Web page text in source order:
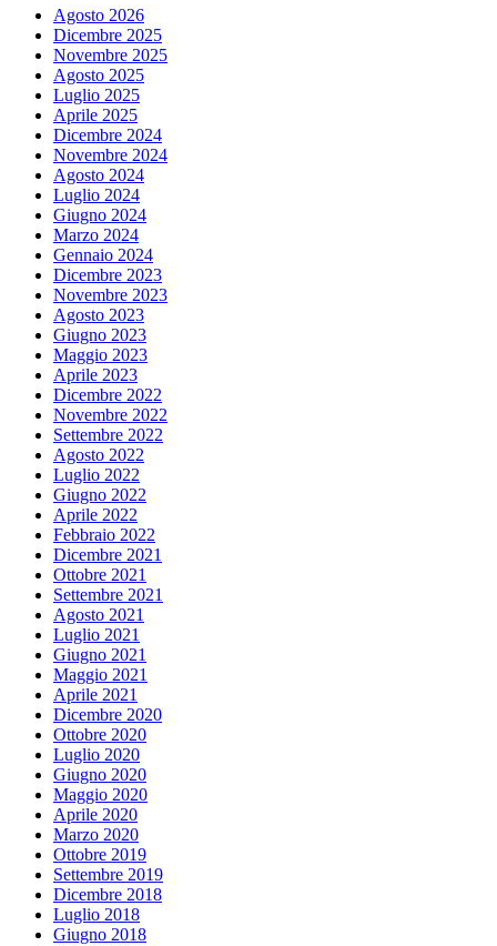
Agosto 2026
Dicembre 2025
Novembre 2025
Agosto 2025
Luglio 2025
Aprile 2025
Dicembre 2024
Novembre 2024
Agosto 2024
Luglio 2024
Giugno 2024
Marzo 2024
Gennaio 2024
Dicembre 2023
Novembre 2023
Agosto 2023
Giugno 2023
Maggio 2023
Aprile 2023
Dicembre 2022
Novembre 2022
Settembre 2022
Agosto 2022
Luglio 2022
Giugno 2022
Aprile 2022
Febbraio 2022
Dicembre 2021
Ottobre 2021
Settembre 2021
Agosto 2021
Luglio 2021
Giugno 2021
Maggio 2021
Aprile 2021
Dicembre 2020
Ottobre 2020
Luglio 2020
Giugno 2020
Maggio 2020
Aprile 2020
Marzo 2020
Ottobre 2019
Settembre 2019
Dicembre 2018
Luglio 2018
Giugno 2018